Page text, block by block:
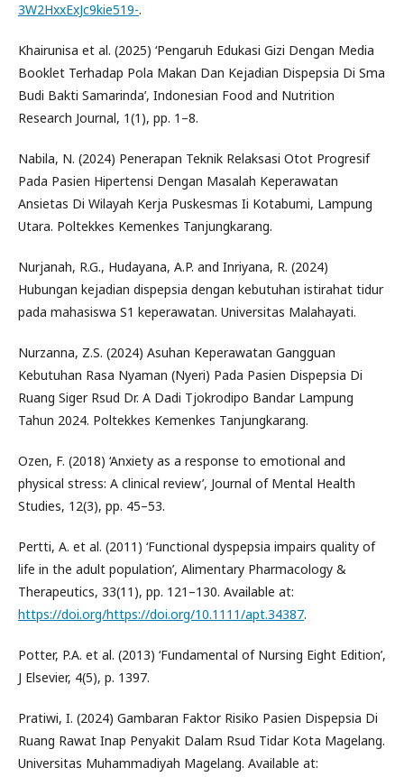
3W2HxxExJc9kie519-.
Khairunisa et al. (2025) ‘Pengaruh Edukasi Gizi Dengan Media
Booklet Terhadap Pola Makan Dan Kejadian Dispepsia Di Sma
Budi Bakti Samarinda’, Indonesian Food and Nutrition
Research Journal, 1(1), pp. 1–8.
Nabila, N. (2024) Penerapan Teknik Relaksasi Otot Progresif
Pada Pasien Hipertensi Dengan Masalah Keperawatan
Ansietas Di Wilayah Kerja Puskesmas Ii Kotabumi, Lampung
Utara. Poltekkes Kemenkes Tanjungkarang.
Nurjanah, R.G., Hudayana, A.P. and Inriyana, R. (2024)
Hubungan kejadian dispepsia dengan kebutuhan istirahat tidur
pada mahasiswa S1 keperawatan. Universitas Malahayati.
Nurzanna, Z.S. (2024) Asuhan Keperawatan Gangguan
Kebutuhan Rasa Nyaman (Nyeri) Pada Pasien Dispepsia Di
Ruang Siger Rsud Dr. A Dadi Tjokrodipo Bandar Lampung
Tahun 2024. Poltekkes Kemenkes Tanjungkarang.
Ozen, F. (2018) ‘Anxiety as a response to emotional and
physical stress: A clinical review’, Journal of Mental Health
Studies, 12(3), pp. 45–53.
Pertti, A. et al. (2011) ‘Functional dyspepsia impairs quality of
life in the adult population’, Alimentary Pharmacology &
Therapeutics, 33(11), pp. 121–130. Available at:
https://doi.org/https://doi.org/10.1111/apt.34387.
Potter, P.A. et al. (2013) ‘Fundamental of Nursing Eight Edition’,
J Elsevier, 4(5), p. 1397.
Pratiwi, I. (2024) Gambaran Faktor Risiko Pasien Dispepsia Di
Ruang Rawat Inap Penyakit Dalam Rsud Tidar Kota Magelang.
Universitas Muhammadiyah Magelang. Available at: